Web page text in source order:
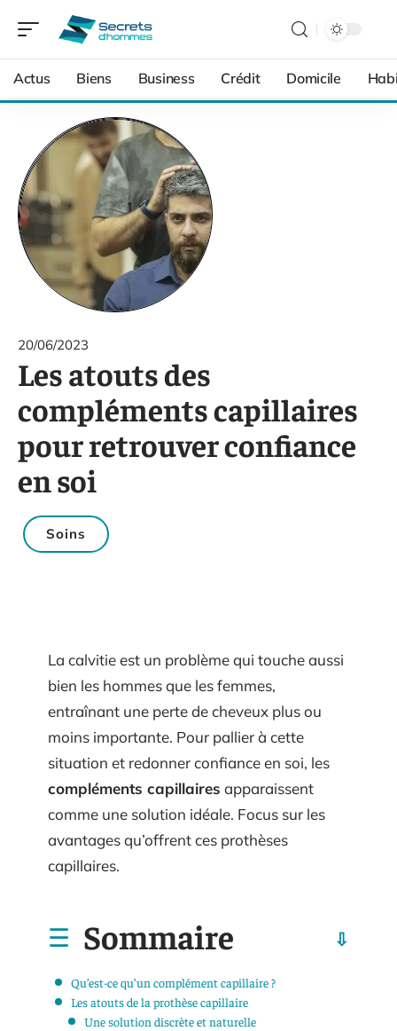
Actus Biens Business Crédit Domicile
20/06/2023
Les atouts des
compléments capillaires
pour retrouver confiance
en soi
Soins
La calvitie est un problème qui touche aussi
bien les hommes que les femmes,
entraînant une perte de cheveux plus ou
moins importante. Pour pallier à cette
situation et redonner confiance en soi, les
compléments capillaires apparaissent
comme une solution idéale. Focus sur les
avantages qu’offrent ces prothèses
capillaires.
Sommaire
Qu’est-ce qu’un complément capillaire ?
Les atouts de la prothèse capillaire
Une solution discrète et naturelle